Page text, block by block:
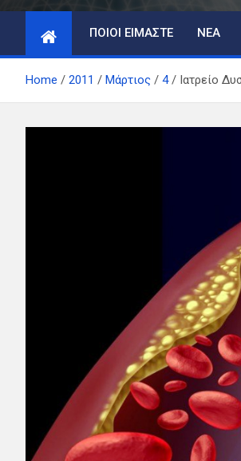
ΠΟΙΟΊ ΕΊΜΑΣΤΕ ΝΈΑ
Home 2011 Μάρτιος 4 Ιατρείο